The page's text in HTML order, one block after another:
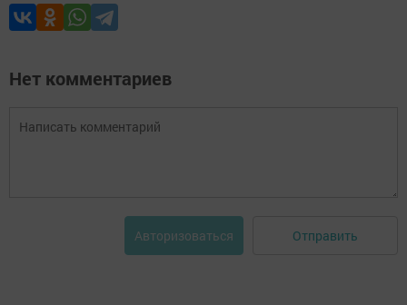
Нет комментариев
Авторизоваться Отправить